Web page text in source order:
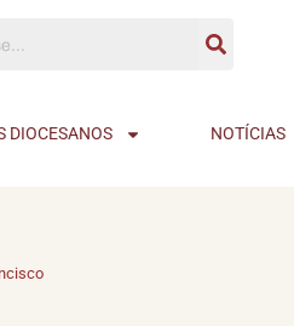
DIOCESANOS NOTÍCIAS